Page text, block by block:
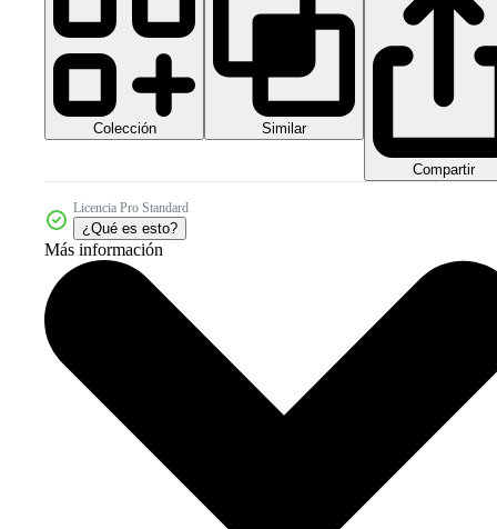
Colección Similar
Compartir
Licencia Pro Standard
¿Qué es esto?
Más información